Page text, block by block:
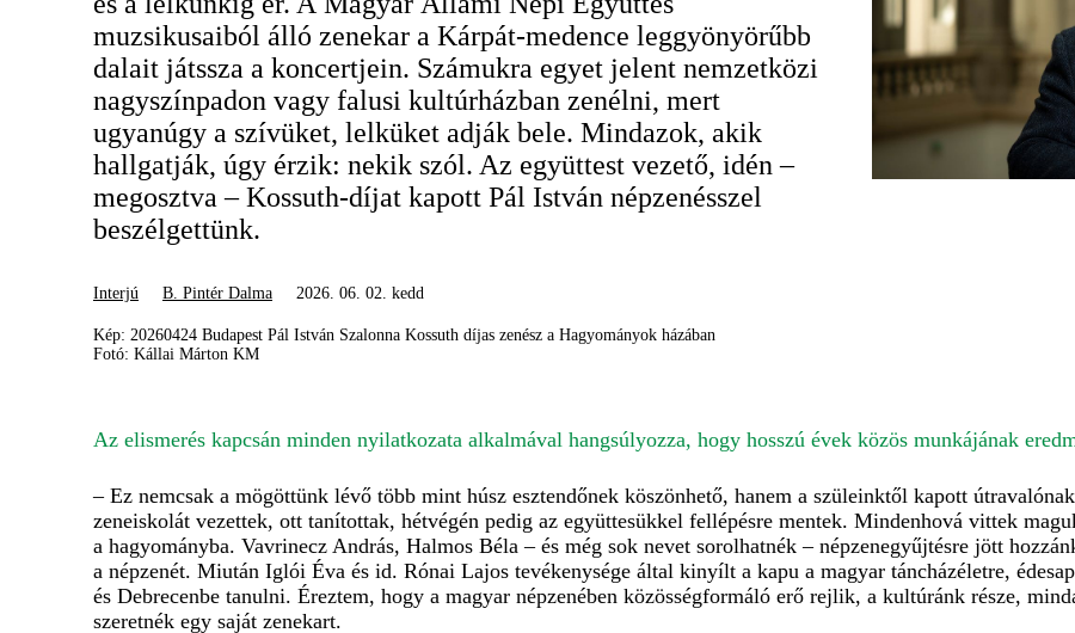
muzsikusaiból álló zenekar a Kárpát-medence leggyönyörűbb
dalait játssza a koncertjein. Számukra egyet jelent nemzetközi
nagyszínpadon vagy falusi kultúrházban zenélni, mert
ugyanúgy a szívüket, lelküket adják bele. Mindazok, akik
hallgatják, úgy érzik: nekik szól. Az együttest vezető, idén –
megosztva – Kossuth-díjat kapott Pál István népzenésszel
beszélgettünk.
Interjú B. Pintér Dalma 2026. 06. 02. kedd
Kép: 20260424 Budapest Pál István Szalonna Kossuth díjas zenész a Hagyományok házában
Fotó: Kállai Márton KM
Az elismerés kapcsán minden nyilatkozata alkalmával hangsúlyozza, hogy hosszú évek közös munkájának
– Ez nemcsak a mögöttünk lévő több mint húsz esztendőnek köszönhető, hanem a szüleinktől kapott
zeneiskolát vezettek, ott tanítottak, hétvégén pedig az együttesükkel fellépésre mentek. Mindenhová vittek
a hagyományba. Vavrinecz András, Halmos Béla – és még sok nevet sorolhatnék – népzenegyűjtésre jött
a népzenét. Miután Iglói Éva és id. Rónai Lajos tevékenysége által kinyílt a kapu a magyar táncházéletre,
és Debrecenbe tanulni. Éreztem, hogy a magyar népzenében közösségformáló erő rejlik, a kultúránk része,
szeretnék egy saját zenekart.